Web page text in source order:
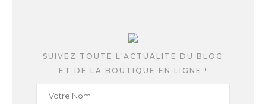
SUIVEZ TOUTE L'ACTUALITE DU BLOG
ET DE LA BOUTIQUE EN LIGNE !